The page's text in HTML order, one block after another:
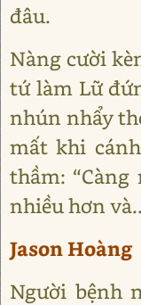
đâu.
Nàng cười
tứ làm Lữ
nhún nhẩy
mất khi
thầm:
nhiều hơn
Jason Hoàng
Người bệnh